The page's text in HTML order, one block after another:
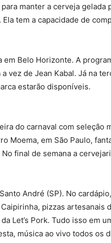
manter a cerveja
tem a capacidade de
Belo Horizonte. A
vez de Jean Kabal. Já na
estarão disponíveis.
do carnaval com seleção
em São Paulo,
final de semana a
André (SP). No
pizzas artesanais
Let’s Pork. Tudo isso em
música ao vivo todos os